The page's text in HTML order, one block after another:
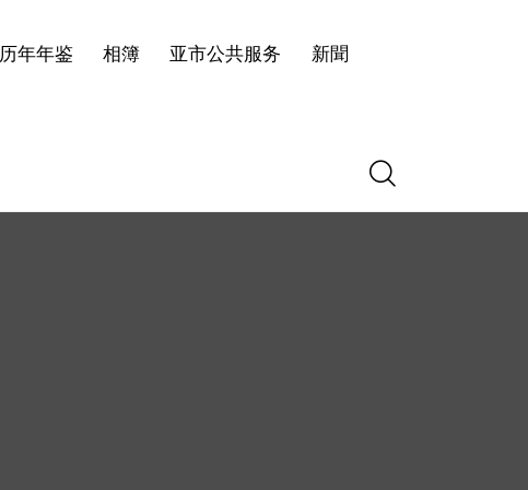
历年年鉴 相簿 亚市公共服务 新聞